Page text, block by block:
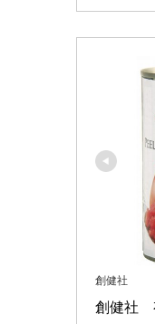
創健社
創健社